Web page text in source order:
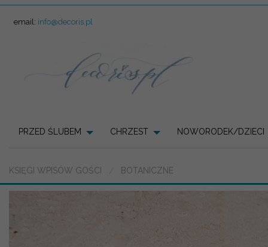
email: info@decoris.pl
PRZED ŚLUBEM CHRZEST NOWORODEK/DZIECI
KSIĘGI WPISÓW GOŚCI BOTANICZNE